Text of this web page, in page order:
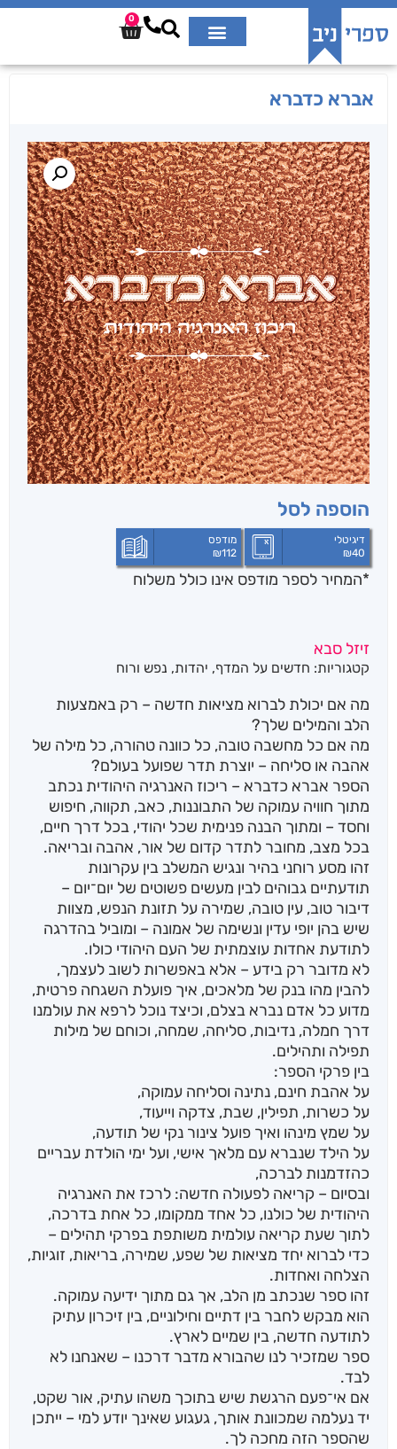
0
אברא כדברא
הוספה לסל
דיגיטלי
₪40
מודפס
₪112
*המחיר לספר מודפס אינו כולל משלוח
זיזל סבא
קטגוריות: חדשים על המדף, יהדות, נפש ורוח
מה אם יכולת לברוא מציאות חדשה – רק באמצעות
הלב והמילים שלך?
מה אם כל מחשבה טובה, כל כוונה טהורה, כל מילה של
אהבה או סליחה – יוצרת תדר שפועל בעולם?
הספר אברא כדברא – ריכוז האנרגיה היהודית נכתב
מתוך חוויה עמוקה של התבוננות, כאב, תקווה, חיפוש
וחסד – ומתוך הבנה פנימית שכל יהודי, בכל דרך חיים,
בכל מצב, מחובר לתדר קדום של אור, אהבה ובריאה.
זהו מסע רוחני בהיר ונגיש המשלב בין עקרונות
תודעתיים גבוהים לבין מעשים פשוטים של יום־יום –
דיבור טוב, עין טובה, שמירה על תזונת הנפש, מצוות
שיש בהן יופי עדין ונשימה של אמונה – ומוביל בהדרגה
לתודעת אחדות עוצמתית של העם היהודי כולו.
לא מדובר רק בידע – אלא באפשרות לשוב לעצמך,
להבין מהו בנק של מלאכים, איך פועלת השגחה פרטית,
מדוע כל אדם נברא בצלם, וכיצד נוכל לרפא את עולמנו
דרך חמלה, נדיבות, סליחה, שמחה, וכוחם של מילות
תפילה ותהילים.
בין פרקי הספר:
על אהבת חינם, נתינה וסליחה עמוקה,
על כשרות, תפילין, שבת, צדקה וייעוד,
על שמץ מינהו ואיך פועל צינור נקי של תודעה,
על הילד שנברא עם מלאך אישי, ועל ימי הולדת עבריים
כהזדמנות לברכה,
ובסיום – קריאה לפעולה חדשה: לרכז את האנרגיה
היהודית של כולנו, כל אחד ממקומו, כל אחת בדרכה,
לתוך שעת קריאה עולמית משותפת בפרקי תהילים –
כדי לברוא יחד מציאות של שפע, שמירה, בריאות, זוגיות,
הצלחה ואחדות.
זהו ספר שנכתב מן הלב, אך גם מתוך ידיעה עמוקה.
הוא מבקש לחבר בין דתיים וחילוניים, בין זיכרון עתיק
לתודעה חדשה, בין שמיים לארץ.
ספר שמזכיר לנו שהבורא מדבר דרכנו – שאנחנו לא
לבד.
אם אי־פעם הרגשת שיש בתוכך משהו עתיק, אור שקט,
יד נעלמה שמכוונת אותך, געגוע שאינך יודע למי – ייתכן
שהספר הזה מחכה לך.